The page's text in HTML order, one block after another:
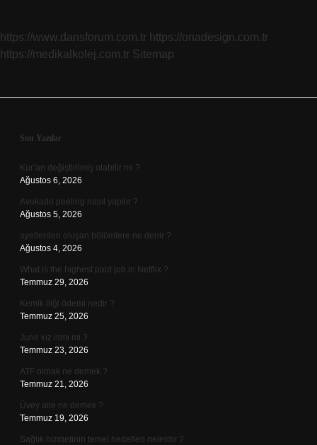
https://www.dansforum.com.tr https://onadesign.com.tr
https://medikalkolej.com.tr Sitemap
Sidebar
Son Yazılar
Kur’an değiştirilmiş olabilir mi ?
Ağustos 6, 2026
Avokado peeling nasıl yapılır ?
Ağustos 5, 2026
ayetlerden oluşan bölümlere ne denir ?
Ağustos 4, 2026
What is the highest paid job in Netflix ?
Temmuz 29, 2026
Kemik iliği ödemi nedir ?
Temmuz 25, 2026
June kız ismi mi ?
Temmuz 23, 2026
ATF olmak ne demek ?
Temmuz 21, 2026
Üvey aile ne demek ?
Temmuz 19, 2026
Sağlık hizmetinin temel hedefleri nelerdir ?